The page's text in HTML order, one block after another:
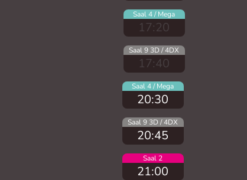
Saal 4 / Mega
17:20
Saal 9 3D / 4DX
17:40
Saal 4 / Mega
20:30
Saal 9 3D / 4DX
20:45
Saal 2
21:00